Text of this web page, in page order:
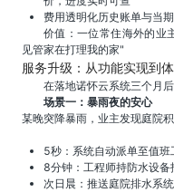
费用透明化历史账单与当
价值：一位常住海外的业
见管家在打理我的家"
服务升级：从功能实现到
在落地诺怀云系统三个月
场景一：暴雨夜的安心
某晚突降暴雨，业主发现庭院
5秒：系统自动派单至值班
8分钟：工程师持防水设
次日晨：推送庭院排水系